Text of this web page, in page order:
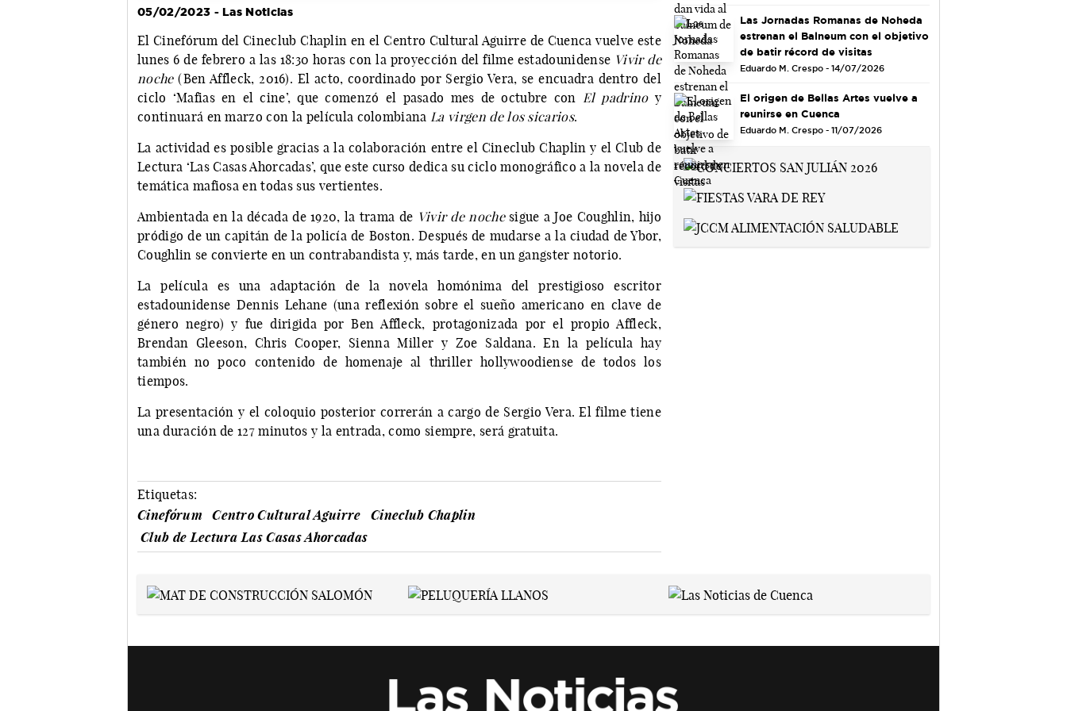
05/02/2023 - Las Noticias
El Cinefórum del Cineclub Chaplin en el Centro Cultural Aguirre de Cuenca vuelve este
lunes 6 de febrero a las 18:30 horas con la proyección del filme estadounidense Vivir de
noche(Ben Affleck, 2016). El acto, coordinado por Sergio Vera, se encuadra dentro del
ciclo ‘Mafias en el cine’, que comenzó el pasado mes de octubre con El padrinoy
continuará en marzo con la película colombianaLa virgen de los sicarios.
La actividad es posible gracias a la colaboración entre el Cineclub Chaplin y el Club de
Lectura ‘Las Casas Ahorcadas’, que este curso dedica su ciclo monográfico a la novela de
temática mafiosa en todas sus vertientes.
Ambientada en la década de 1920, la trama de Vivir de nochesigue a Joe Coughlin, hijo
pródigo de un capitán de la policía de Boston. Después de mudarse a la ciudad de Ybor,
Coughlin se convierte en un contrabandista y, más tarde, en un gangster notorio.
La película es una adaptación de la novela homónima del prestigioso escritor
estadounidense Dennis Lehane (una reflexión sobre el sueño americano en clave de
género negro) y fue dirigida por Ben Affleck, protagonizada por el propio Affleck,
Brendan Gleeson, Chris Cooper, Sienna Miller y Zoe Saldana. En la película hay
también no poco contenido de homenaje al thriller hollywoodiense de todos los
tiempos.
La presentación y el coloquio posterior correrán a cargo de Sergio Vera. El filme tiene
una duración de 127 minutos y la entrada, como siempre, será gratuita.
Etiquetas:
Cinefórum
Centro Cultural Aguirre
Cineclub Chaplin
Club de Lectura Las Casas Ahorcadas
Las Jornadas Romanas de Noheda
estrenan el Balneum con el objetivo
de batir récord de visitas
Eduardo M. Crespo - 14/07/2026
El origen de Bellas Artes vuelve a
reunirse en Cuenca
Eduardo M. Crespo - 11/07/2026